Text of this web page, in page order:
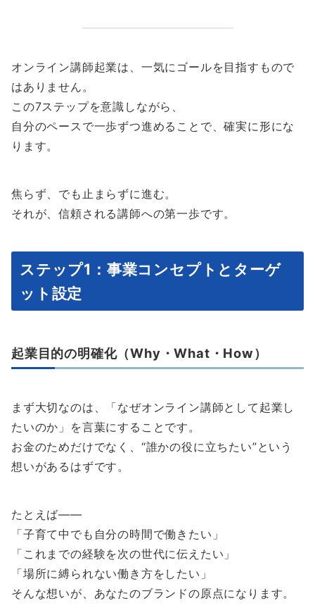
オンライン講師起業は、一気にゴールを目指すもので
はありません。
この7ステップを意識しながら、
自分のペースで一歩ずつ進めることで、確実に形にな
ります。
焦らず、でも止まらずに進む。
それが、信頼される講師への第一歩です。
ステップ1：事業コンセプトとターゲ
ット設定
起業目的の明確化（Why・What・How）
まず大切なのは、「なぜオンライン講師として起業し
たいのか」を言葉にすることです。
お金のためだけでなく、“誰かの役に立ちたい”という
想いがあるはずです。
たとえば——
「子育て中でも自分の時間で働きたい」
「これまでの経験を次の世代に伝えたい」
「場所に縛られない働き方をしたい」
そんな想いが、あなたのブランドの原点になります。